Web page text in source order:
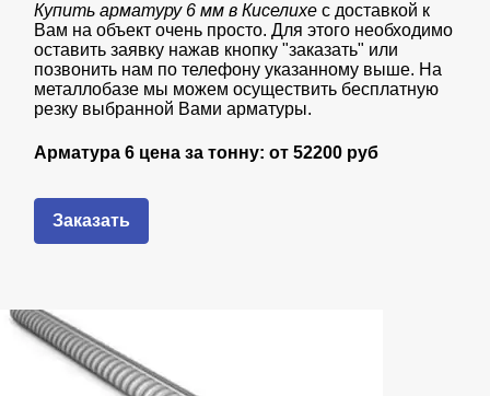
Купить арматуру 6 мм в Киселихес доставкой к
Вам на объект очень просто. Для этого необходимо
оставить заявку нажав кнопку "заказать" или
позвонить нам по телефону указанному выше. На
металлобазе мы можем осуществить бесплатную
резку выбранной Вами арматуры.
Арматура 6 цена за тонну: от52200 руб
Заказать